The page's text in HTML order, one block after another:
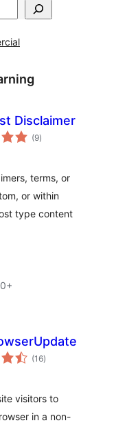
Disclaimer
(9total
aprecieri
)
terms, or
or within
type content
(16total
aprecieri
)
visitors to
in a non-